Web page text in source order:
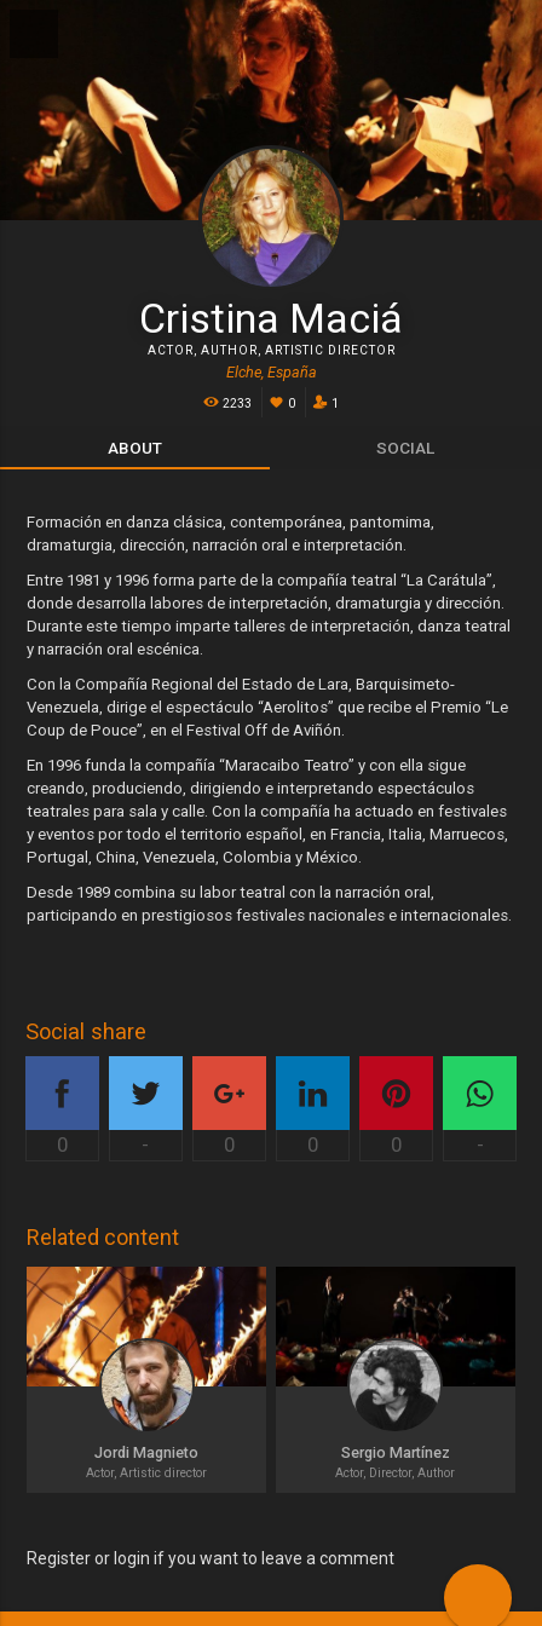
Cristina Maciá
ACTOR AUTHOR ARTISTIC DIRECTOR
Elche, España
2233 0 1
ABOUT SOCIAL
Formación en danza clásica, contemporánea, pantomima,
dramaturgia, dirección, narración oral e interpretación.
Entre 1981 y 1996 forma parte de la compañía teatral “La Carátula”,
donde desarrolla labores de interpretación, dramaturgia y dirección.
Durante este tiempo imparte talleres de interpretación, danza teatral
y narración oral escénica.
Con la Compañía Regional del Estado de Lara, Barquisimeto-
Venezuela, dirige el espectáculo “Aerolitos” que recibe el Premio “Le
Coup de Pouce”, en el Festival Off de Aviñón.
En 1996 funda la compañía “Maracaibo Teatro” y con ella sigue
creando, produciendo, dirigiendo e interpretando espectáculos
teatrales para sala y calle. Con la compañía ha actuado en festivales
y eventos por todo el territorio español, en Francia, Italia, Marruecos,
Portugal, China, Venezuela, Colombia y México.
Desde 1989 combina su labor teatral con la narración oral,
participando en prestigiosos festivales nacionales e internacionales.
Social share
0 - 0 0 0 -
Related content
Jordi Magnieto
Actor, Artistic director
Sergio Martínez
Actor, Director, Author
Register or login if you want to leave a comment